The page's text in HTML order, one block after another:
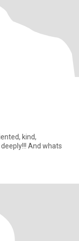
kind,
And whats